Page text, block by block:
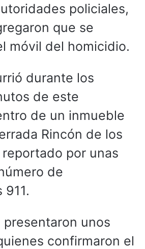
policiales,
que se
móvil del homicidio.
durante los
de este
de un inmueble
Rincón de los
por unas
de
911.
presentaron unos
confirmaron el